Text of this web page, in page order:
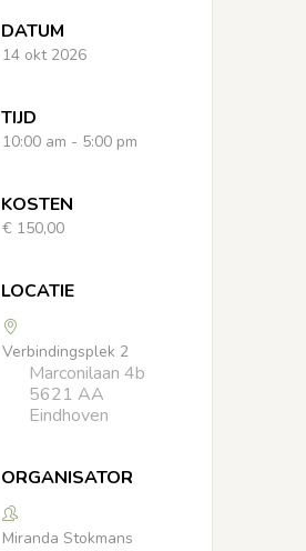
DATUM
14 okt 2026
TIJD
10:00 am - 5:00 pm
KOSTEN
€ 150,00
LOCATIE
Verbindingsplek 2
Marconilaan 4b
5621 AA
Eindhoven
ORGANISATOR
Miranda Stokmans